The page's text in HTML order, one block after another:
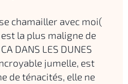
chamailler avec moi(
la plus maligne de
DANS LES DUNES
jumelle, est
de ténacités, elle ne